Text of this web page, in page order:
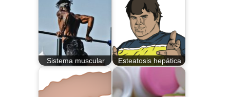
Sistema muscular Esteatosis hepática